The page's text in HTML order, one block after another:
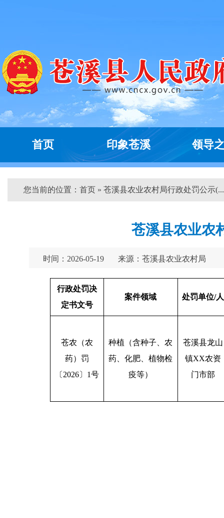
首页 印象苍溪 领导
您当前的位置： 首页 » 苍溪县农业农村局行政处罚公示
苍溪县农业农
时间：2026-05-19 来源：苍溪县农业农村局
行政处罚决
定书文号
案件领域 处罚单位/人
苍农（农
药）罚
〔2026〕1号
种植（含种子、农
药、化肥、植物检
疫等）
苍溪县龙山
镇XX农资
门市部